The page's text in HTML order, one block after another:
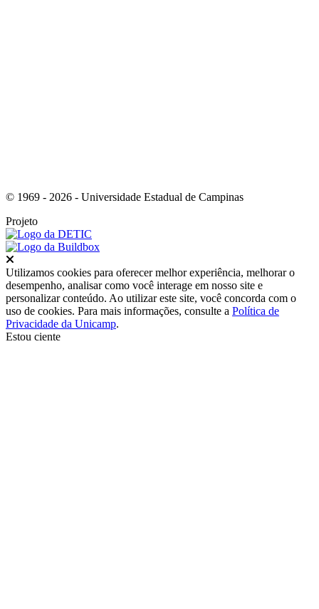
© 1969 - 2026 - Universidade Estadual de Campinas
Projeto
Utilizamos cookies para oferecer melhor experiência, melhorar o
desempenho, analisar como você interage em nosso site e
personalizar conteúdo. Ao utilizar este site, você concorda com o
uso de cookies. Para mais informações, consulte a Política de
Privacidade da Unicamp.
Estou ciente